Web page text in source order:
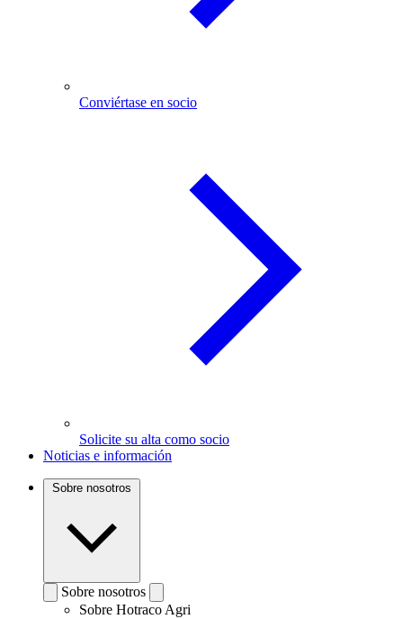
Conviértase en socio
Solicite su alta como socio
Noticias e información
Sobre nosotros
Sobre nosotros
Sobre Hotraco Agri